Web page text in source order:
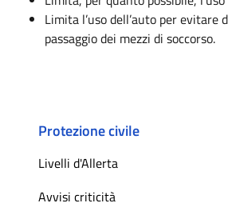
Limita l’uso dell’auto per evitare
passaggio dei mezzi di soccorso.
Protezione civile
Livelli d'Allerta
Avvisi criticità